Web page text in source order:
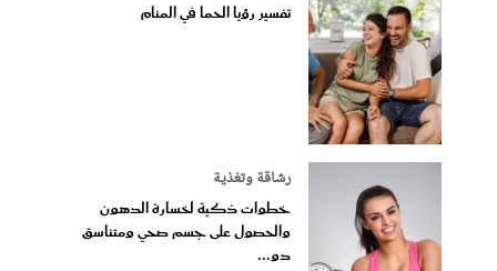
تفسير رؤيا الحما في المنام
رشاقة وتغذية
خطوات ذكية لخسارة الدهون
والحصول على جسم صحي ومتناسق
دو...